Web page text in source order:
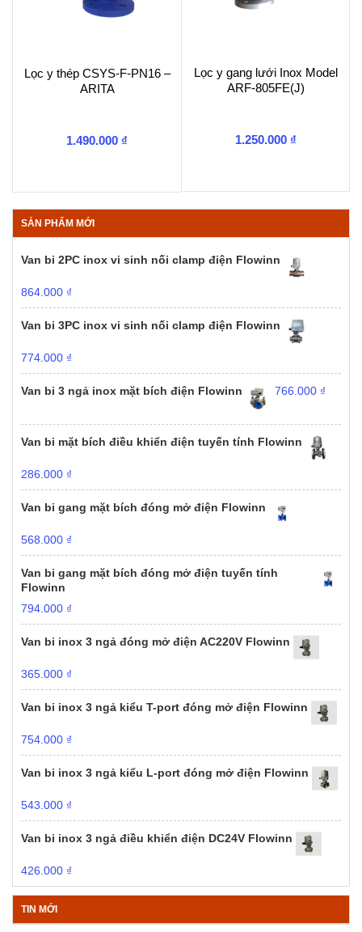
Lọc y thép CSYS-F-PN16 –
ARITA
1.490.000 ₫
Lọc y gang lưới Inox Model
ARF-805FE(J)
1.250.000 ₫
SẢN PHẨM MỚI
Van bi 2PC inox vi sinh nối clamp điện Flowinn
864.000 ₫
Van bi 3PC inox vi sinh nối clamp điện Flowinn
774.000 ₫
Van bi 3 ngả inox mặt bích điện Flowinn 766.000 ₫
Van bi mặt bích điều khiển điện tuyến tính Flowinn
286.000 ₫
Van bi gang mặt bích đóng mở điện Flowinn
568.000 ₫
Van bi gang mặt bích đóng mở điện tuyến tính
Flowinn
794.000 ₫
Van bi inox 3 ngả đóng mở điện AC220V Flowinn
365.000 ₫
Van bi inox 3 ngả kiểu T-port đóng mở điện Flowinn
754.000 ₫
Van bi inox 3 ngả kiểu L-port đóng mở điện Flowinn
543.000 ₫
Van bi inox 3 ngả điều khiển điện DC24V Flowinn
426.000 ₫
TIN MỚI